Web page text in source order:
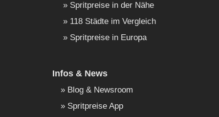
Spritpreise in der Nähe
118 Städte im Vergleich
Spritpreise in Europa
Infos & News
Blog & Newsroom
Spritpreise App